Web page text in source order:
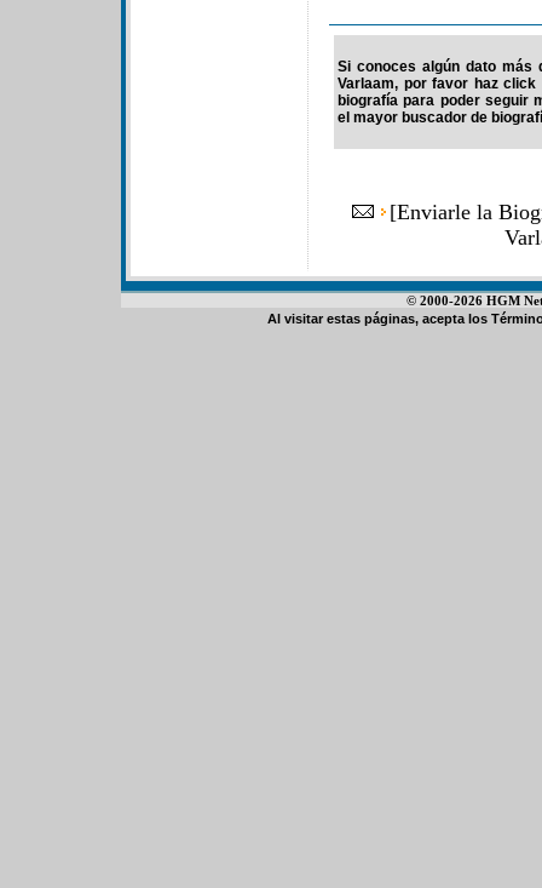
Si conoces algún dato más
Varlaam, por favor haz
biografía para poder seguir
el mayor buscador de
[Enviarle la
© 2000-2026 HGM
Al visitar estas páginas, acepta los